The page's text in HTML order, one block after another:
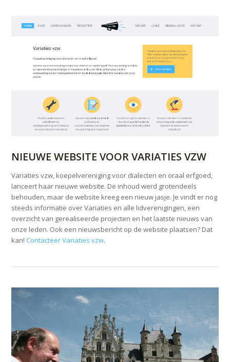
NIEUWE WEBSITE VOOR VARIATIES VZW
Variaties vzw, koepelvereniging voor dialecten en oraal erfgoed,
lanceert haar nieuwe website. De inhoud werd grotendeels
behouden, maar de website kreeg een nieuw jasje. Je vindt er nog
steeds informatie over Variaties en alle lidverenigingen, een
overzicht van gerealiseerde projecten en het laatste nieuws van
onze leden. Ook een nieuwsbericht op de website plaatsen? Dat
kan! Contacteer Variaties vzw.